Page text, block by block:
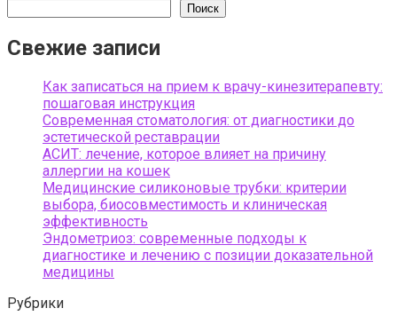
Поиск
Свежие записи
Как записаться на прием к врачу-кинезитерапевту:
пошаговая инструкция
Современная стоматология: от диагностики до
эстетической реставрации
АСИТ: лечение, которое влияет на причину
аллергии на кошек
Медицинские силиконовые трубки: критерии
выбора, биосовместимость и клиническая
эффективность
Эндометриоз: современные подходы к
диагностике и лечению с позиции доказательной
медицины
Рубрики